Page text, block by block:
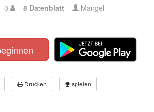
0 8 Datenblatt Mangel
Drucken spielen